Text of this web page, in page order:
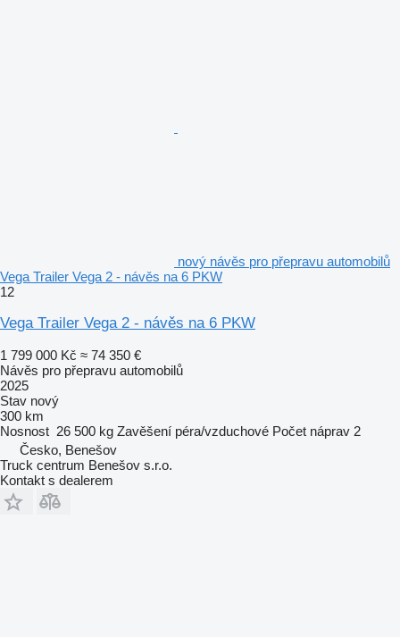
nový návěs pro přepravu automobilů
Vega Trailer Vega 2 - návěs na 6 PKW
12
Vega Trailer Vega 2 - návěs na 6 PKW
1 799 000 Kč ≈ 74 350 €
Návěs pro přepravu automobilů
2025
Stav nový
300 km
Nosnost 26 500 kg Zavěšení péra/vzduchové Počet náprav 2
Česko, Benešov
Truck centrum Benešov s.r.o.
Kontakt s dealerem